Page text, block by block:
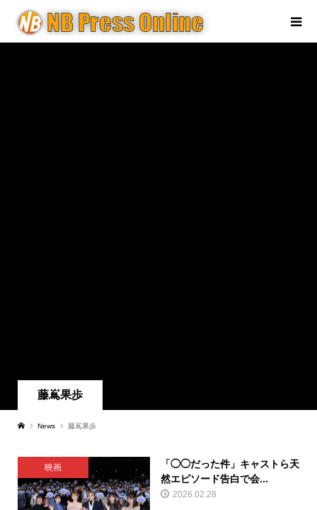
藤嶌果歩
News 藤嶌果歩
映画
「◯◯だった件」キャストら天
然エピソード告白で会...
2026.02.28